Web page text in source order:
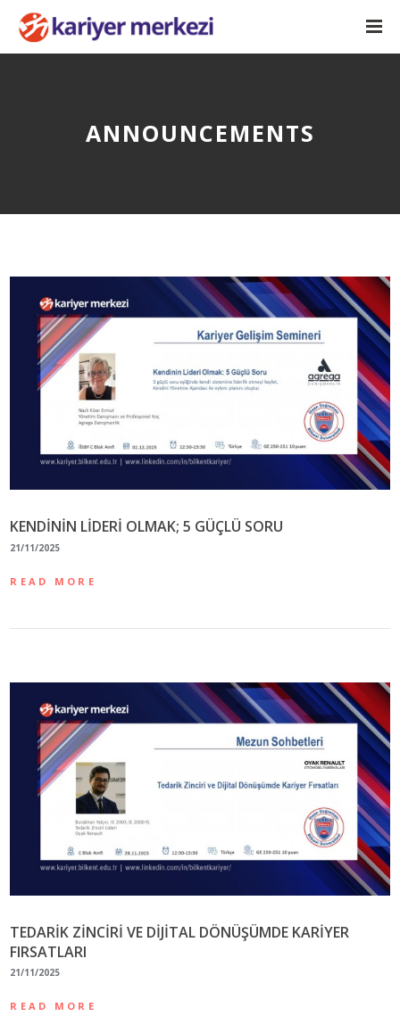
ANNOUNCEMENTS
KENDİNİN LİDERİ OLMAK; 5 GÜÇLÜ SORU
21/11/2025
READ MORE
TEDARİK ZİNCİRİ VE DİJİTAL DÖNÜŞÜMDE KARİYER
FIRSATLARI
21/11/2025
READ MORE